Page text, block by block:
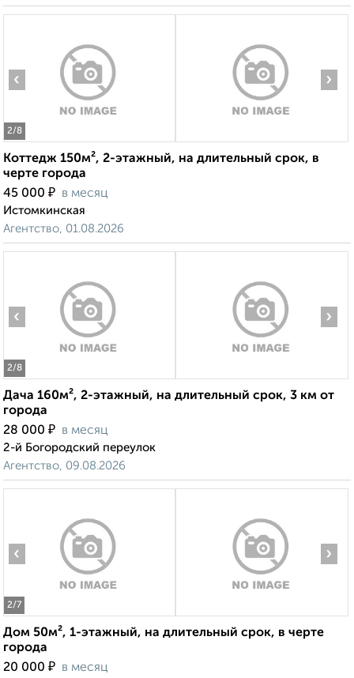
2/8
‹ ›
Коттедж 150м², 2-этажный, на длительный срок, в
черте города
45 000 ₽ в месяц
Истомкинская
Агентство, 01.08.2026
2/8
‹ ›
Дача 160м², 2-этажный, на длительный срок, 3 км от
города
28 000 ₽ в месяц
2-й Богородский переулок
Агентство, 09.08.2026
2/7
‹ ›
Дом 50м², 1-этажный, на длительный срок, в черте
города
20 000 ₽ в месяц